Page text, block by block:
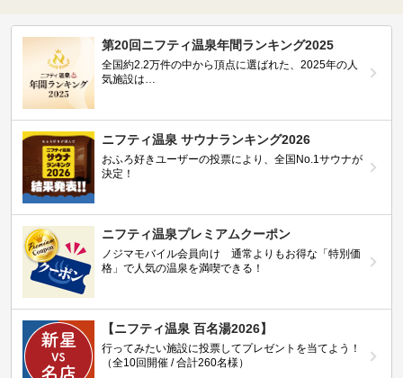
第20回ニフティ温泉年間ランキング2025
全国約2.2万件の中から頂点に選ばれた、2025年の人
気施設は…
ニフティ温泉 サウナランキング2026
おふろ好きユーザーの投票により、全国No.1サウナが
決定！
ニフティ温泉プレミアムクーポン
ノジマモバイル会員向け 通常よりもお得な「特別価
格」で人気の温泉を満喫できる！
【ニフティ温泉 百名湯2026】
行ってみたい施設に投票してプレゼントを当てよう！
（全10回開催 / 合計260名様）